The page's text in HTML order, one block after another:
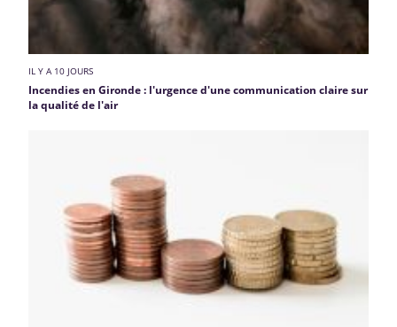
IL Y A 10 JOURS
Incendies en Gironde : l'urgence d'une communication claire sur
la qualité de l'air